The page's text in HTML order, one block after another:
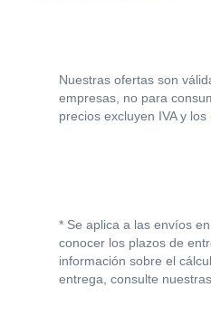
Nuestras ofertas son
empresas, no para
precios excluyen IVA y los
* Se aplica a las envíos
conocer los plazos de
información sobre el
entrega, consulte nuestras